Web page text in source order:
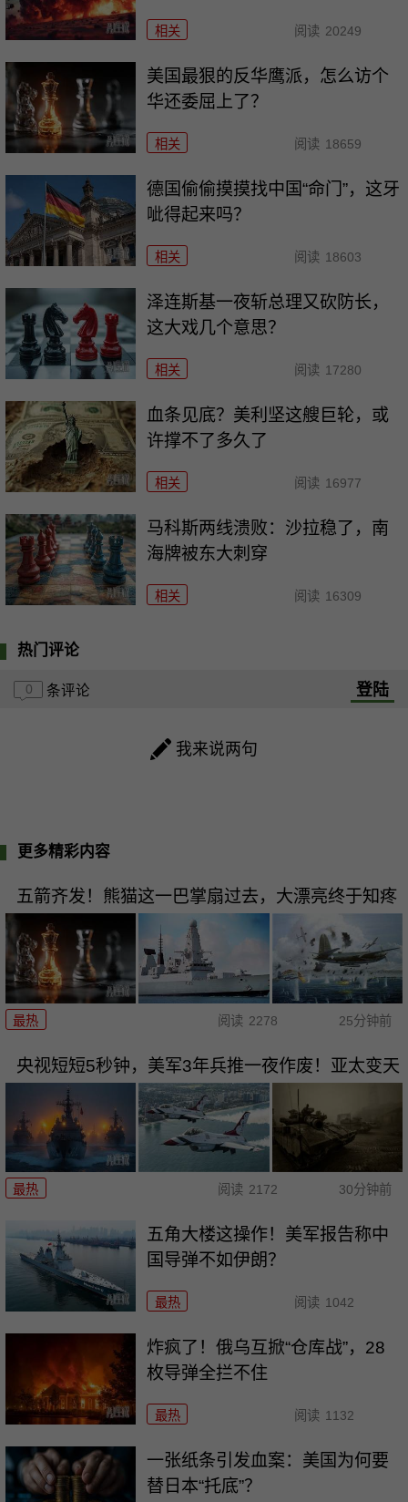
相关 阅读 20249
美国最狠的反华鹰派，怎么访个
华还委屈上了？
相关 阅读 18659
德国偷偷摸摸找中国“命门”，这牙
呲得起来吗？
相关 阅读 18603
泽连斯基一夜斩总理又砍防长，
这大戏几个意思？
相关 阅读 17280
血条见底？美利坚这艘巨轮，或
许撑不了多久了
相关 阅读 16977
马科斯两线溃败：沙拉稳了，南
海牌被东大刺穿
相关 阅读 16309
热门评论
0 条评论 登陆
我来说两句
更多精彩内容
五箭齐发！熊猫这一巴掌扇过去，大漂亮终于知疼
最热 阅读 2278 25分钟前
央视短短5秒钟，美军3年兵推一夜作废！亚太变天
最热 阅读 2172 30分钟前
五角大楼这操作！美军报告称中
国导弹不如伊朗？
最热 阅读 1042
炸疯了！俄乌互掀“仓库战”，28
枚导弹全拦不住
最热 阅读 1132
一张纸条引发血案：美国为何要
替日本“托底”？